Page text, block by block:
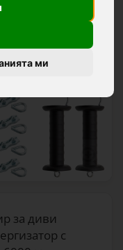
ми
за диви
с